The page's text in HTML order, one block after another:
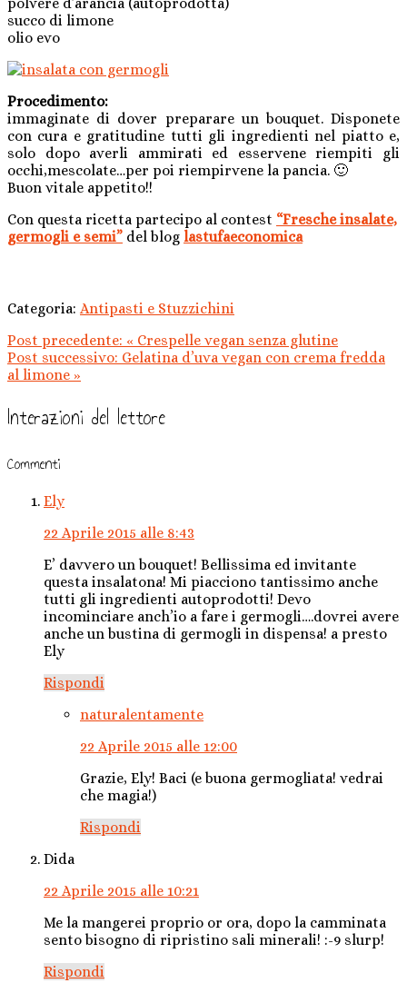
succo di limone
olio evo
Procedimento:
immaginate di dover preparare un bouquet. Disponete
con cura e gratitudine tutti gli ingredienti nel piatto e,
solo dopo averli ammirati ed esservene riempiti gli
occhi,mescolate…per poi riempirvene la pancia. 🙂
Buon vitale appetito!!
Con questa ricetta partecipo al contest “Fresche insalate,
germogli e semi” del blog lastufaeconomica
Categoria: Antipasti e Stuzzichini
Post precedente: « Crespelle vegan senza glutine
Post successivo: Gelatina d’uva vegan con crema fredda
al limone »
Interazioni del lettore
Commenti
Ely
22 Aprile 2015 alle 8:43
E’ davvero un bouquet! Bellissima ed invitante
questa insalatona! Mi piacciono tantissimo anche
tutti gli ingredienti autoprodotti! Devo
incominciare anch’io a fare i germogli….dovrei avere
anche un bustina di germogli in dispensa! a presto
Ely
Rispondi
naturalentamente
22 Aprile 2015 alle 12:00
Grazie, Ely! Baci (e buona germogliata! vedrai
che magia!)
Rispondi
Dida
22 Aprile 2015 alle 10:21
Me la mangerei proprio or ora, dopo la camminata
sento bisogno di ripristino sali minerali! :-9 slurp!
Rispondi